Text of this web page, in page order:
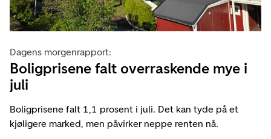
Dagens morgenrapport:
Boligprisene falt overraskende mye i
juli
Boligprisene falt 1,1 prosent i juli. Det kan tyde på et
kjøligere marked, men påvirker neppe renten nå.